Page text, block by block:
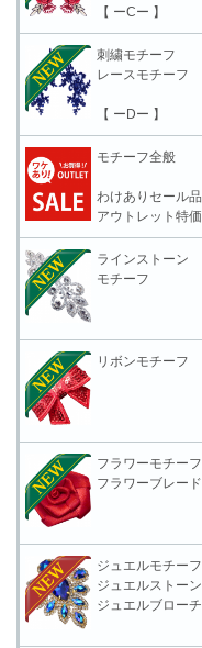
【 ーCー 】
刺繍モチーフ
レースモチーフ
【 ーDー 】
モチーフ全般
わけありセール品
アウトレット特価
ラインストーン
モチーフ
リボンモチーフ
フラワーモチーフ
フラワーブレード
ジュエルモチーフ
ジュエルストーン
ジュエルブローチ